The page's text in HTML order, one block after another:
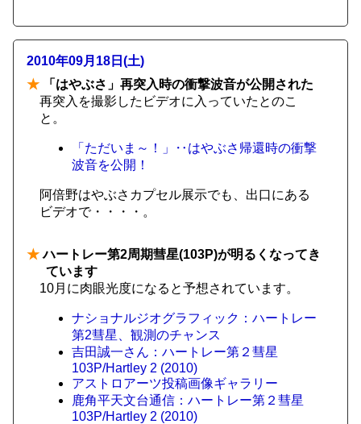
2010年09月18日(土)
★ 「はやぶさ」再突入時の衝撃波音が公開された
再突入を撮影したビデオに入っていたとのこ
と。
「ただいま～！」‥はやぶさ帰還時の衝撃
波音を公開！
阿倍野はやぶさカプセル展示でも、出口にある
ビデオで・・・・。
★ハートレー第2周期彗星(103P)が明るくなってき
ています
10月に肉眼光度になると予想されています。
ナショナルジオグラフィック：ハートレー
第2彗星、観測のチャンス
吉田誠一さん：ハートレー第２彗星
103P/Hartley 2 (2010)
アストロアーツ投稿画像ギャラリー
鹿角平天文台通信：ハートレー第２彗星
103P/Hartley 2 (2010)